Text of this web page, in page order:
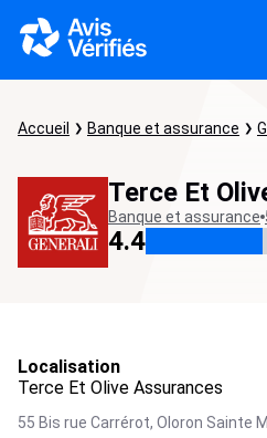
Accueil Banque et assurance
Terce Et
Banque et assurance
4.4
Localisation
Terce Et Olive Assurances
55 Bis rue Carrérot, Oloron Sainte